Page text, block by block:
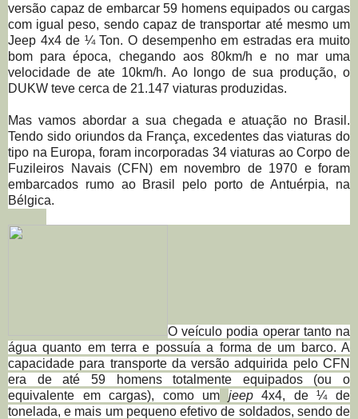
versão capaz de embarcar 59 homens equipados ou cargas
com igual peso, sendo capaz de transportar até mesmo um
Jeep 4x4 de ¼ Ton. O desempenho em estradas era muito
bom para época, chegando aos 80km/h e no mar uma
velocidade de ate 10km/h. Ao longo de sua produção, o
DUKW teve cerca de 21.147 viaturas produzidas.
Mas vamos abordar a sua chegada e atuação no Brasil.
Tendo sido oriundos da França, excedentes das viaturas do
tipo na Europa, foram incorporadas 34 viaturas ao Corpo de
Fuzileiros Navais (CFN) em novembro de 1970 e foram
embarcados rumo ao Brasil pelo porto de Antuérpia, na
Bélgica.
O veículo podia operar tanto na
água quanto em terra e possuía a forma de um barco. A
capacidade para transporte da versão adquirida pelo CFN
era de até 59 homens totalmente equipados (ou o
equivalente em cargas), como um
jeep4x4, de ¼ de
tonelada, e mais um pequeno efetivo de soldados, sendo de